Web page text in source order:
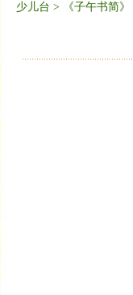
少儿台 > 《子午书简》